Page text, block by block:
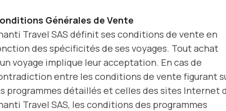
Générales de Vente
Travel SAS définit ses conditions de vente en
des spécificités de ses voyages. Tout achat
voyage implique leur acceptation. En cas de
entre les conditions de vente figurant
programmes détaillés et celles des sites Internet
Travel SAS, les conditions des programmes